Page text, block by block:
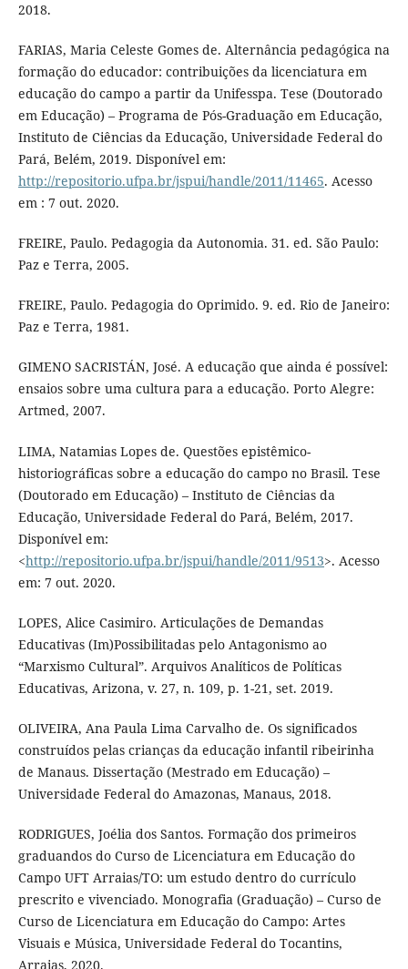
2018.
FARIAS, Maria Celeste Gomes de. Alternância pedagógica na
formação do educador: contribuições da licenciatura em
educação do campo a partir da Unifesspa. Tese (Doutorado
em Educação) – Programa de Pós-Graduação em Educação,
Instituto de Ciências da Educação, Universidade Federal do
Pará, Belém, 2019. Disponível em:
http://repositorio.ufpa.br/jspui/handle/2011/11465. Acesso
em : 7 out. 2020.
FREIRE, Paulo. Pedagogia da Autonomia. 31. ed. São Paulo:
Paz e Terra, 2005.
FREIRE, Paulo. Pedagogia do Oprimido. 9. ed. Rio de Janeiro:
Paz e Terra, 1981.
GIMENO SACRISTÁN, José. A educação que ainda é possível:
ensaios sobre uma cultura para a educação. Porto Alegre:
Artmed, 2007.
LIMA, Natamias Lopes de. Questões epistêmico-
historiográficas sobre a educação do campo no Brasil. Tese
(Doutorado em Educação) – Instituto de Ciências da
Educação, Universidade Federal do Pará, Belém, 2017.
Disponível em:
<http://repositorio.ufpa.br/jspui/handle/2011/9513>. Acesso
em: 7 out. 2020.
LOPES, Alice Casimiro. Articulações de Demandas
Educativas (Im)Possibilitadas pelo Antagonismo ao
“Marxismo Cultural”. Arquivos Analíticos de Políticas
Educativas, Arizona, v. 27, n. 109, p. 1-21, set. 2019.
OLIVEIRA, Ana Paula Lima Carvalho de. Os significados
construídos pelas crianças da educação infantil ribeirinha
de Manaus. Dissertação (Mestrado em Educação) –
Universidade Federal do Amazonas, Manaus, 2018.
RODRIGUES, Joélia dos Santos. Formação dos primeiros
graduandos do Curso de Licenciatura em Educação do
Campo UFT Arraias/TO: um estudo dentro do currículo
prescrito e vivenciado. Monografia (Graduação) – Curso de
Curso de Licenciatura em Educação do Campo: Artes
Visuais e Música, Universidade Federal do Tocantins,
Arraias, 2020.